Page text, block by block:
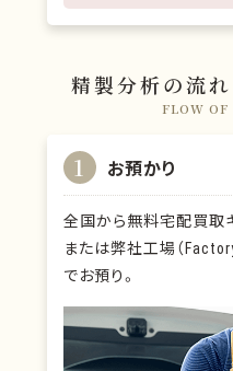
精製分析の流れ
FLOW OF
1 お預かり
全国から無料宅配買取
または弊社工場（
でお預り。